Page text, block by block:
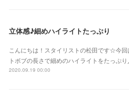
立体感♪細めハイライトたっぷり
こんにちは！スタイリストの松田です☆今回
トボブの長さで細めのハイライトをたっぷり
2020.09.19 00:00